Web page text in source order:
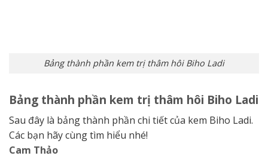
Bảng thành phần kem trị thâm hôi Biho Ladi
Bảng thành phần kem trị thâm hôi Biho Ladi
Sau đây là bảng thành phần chi tiết của kem Biho Ladi.
Các bạn hãy cùng tìm hiểu nhé!
Cam Thảo